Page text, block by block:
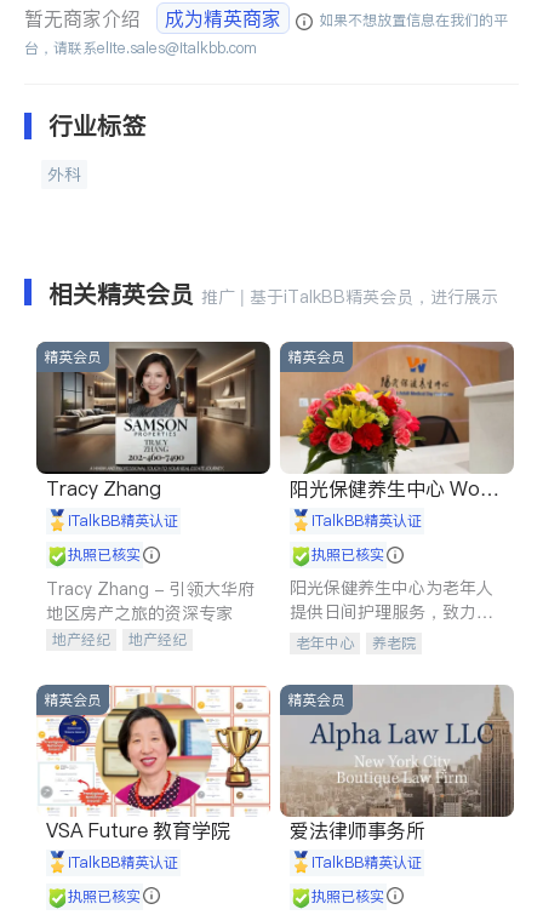
暂无商家介绍 成为精英商家
如果不想放置信息在我们的平
台，请联系elite.sales@italkbb.com
行业标签
外科
相关精英会员 推广 | 基于iTalkBB精英会员，进行展示
精英会员
Tracy Zhang
iTalkBB精英认证
执照已核实
Tracy Zhang - 引领大华府
地区房产之旅的资深专家
地产经纪
地产经纪
商铺租售
开发商建商
精英会员
阳光保健养生中心 World
shine
iTalkBB精英认证
执照已核实
阳光保健养生中心为老年人
提供日间护理服务，致力于
通过持续的护理创新来有效
老年中心 养老院
精英会员
VSA Future 教育学院
iTalkBB精英认证
执照已核实
精英会员
爱法律师事务所
iTalkBB精英认证
执照已核实